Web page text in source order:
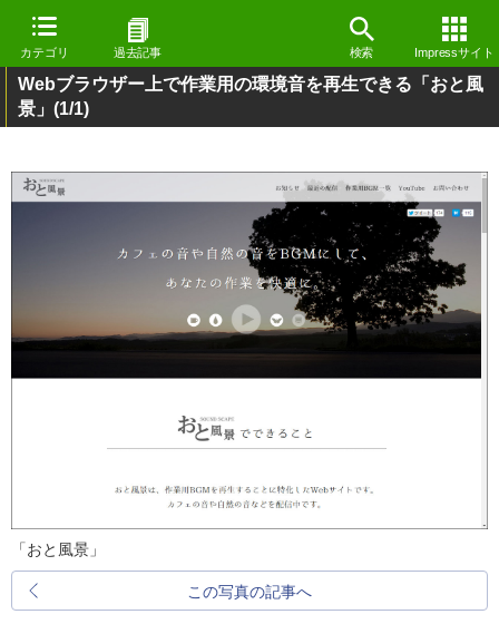
カテゴリ 過去記事 検索 Impressサイト
Webブラウザー上で作業用の環境音を再生できる「おと風
景」 (1/1)
「おと風景」
この写真の記事へ